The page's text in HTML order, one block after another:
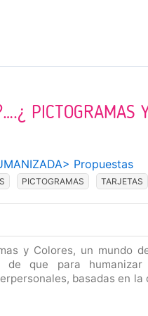
PICTOGRAMAS
> Propuestas
PICTOGRAMAS TARJETAS
y Colores, un mundo
de que para
basadas en la